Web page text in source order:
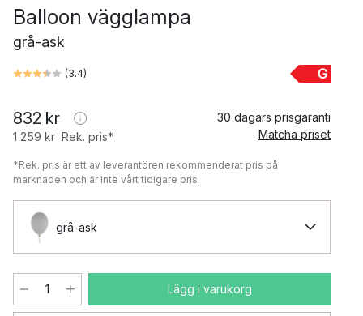
Balloon vägglampa
grå-ask
(3.4) G
832 kr
1 259 kr Rek. pris*
30 dagars prisgaranti
Matcha priset
*Rek. pris är ett av leverantören rekommenderat pris på
marknaden och är inte vårt tidigare pris.
grå-ask
Lägg i varukorg